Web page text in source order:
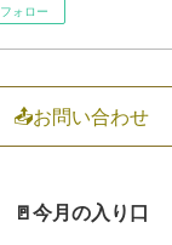
フォロー
📤お問い合わせ
🚪今月の入り口